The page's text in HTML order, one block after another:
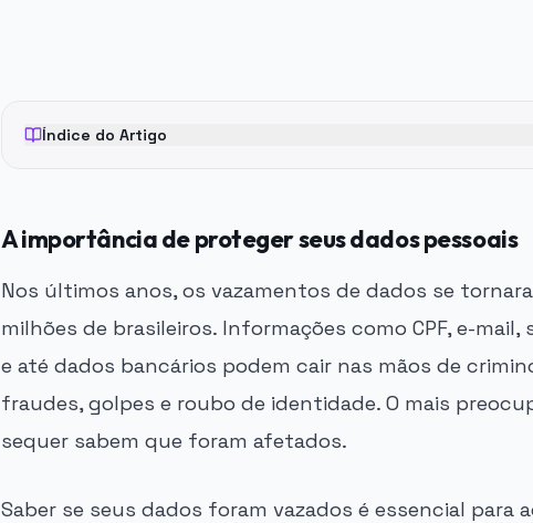
Índice do Artigo
A importância de proteger seus dados pessoais
Nos últimos anos, os vazamentos de dados se
milhões de brasileiros. Informações como CPF, e-
e até dados bancários podem cair nas mãos de
fraudes, golpes e roubo de identidade. O mais
sequer sabem que foram afetados.
Saber se seus dados foram vazados é essencial para